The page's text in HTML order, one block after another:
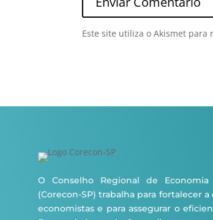
Este site utiliza o Akismet
O Conselho Regional de Economia
(Corecon-SP) trabalha para fortalecer
economistas e para assegurar o